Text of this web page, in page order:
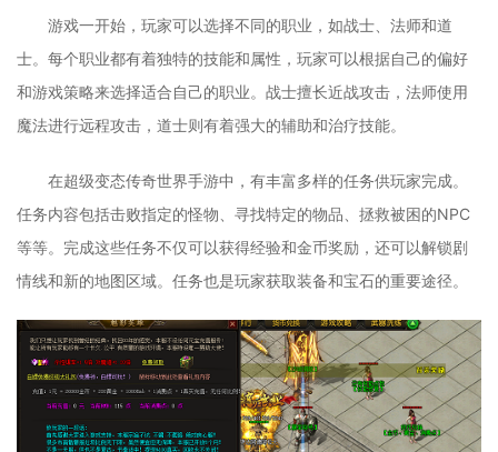
游戏一开始，玩家可以选择不同的职业，如战士、法师和道
士。每个职业都有着独特的技能和属性，玩家可以根据自己的偏好
和游戏策略来选择适合自己的职业。战士擅长近战攻击，法师使用
魔法进行远程攻击，道士则有着强大的辅助和治疗技能。
在超级变态传奇世界手游中，有丰富多样的任务供玩家完成。
任务内容包括击败指定的怪物、寻找特定的物品、拯救被困的NPC
等等。完成这些任务不仅可以获得经验和金币奖励，还可以解锁剧
情线和新的地图区域。任务也是玩家获取装备和宝石的重要途径。